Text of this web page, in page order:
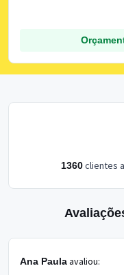
1360clientes
Ana Paulaavaliou: